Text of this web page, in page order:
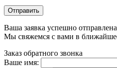
Отправить
Ваша заявка успешно
Мы свяжемся с вами в
Заказ обратного звонка
Ваше имя: